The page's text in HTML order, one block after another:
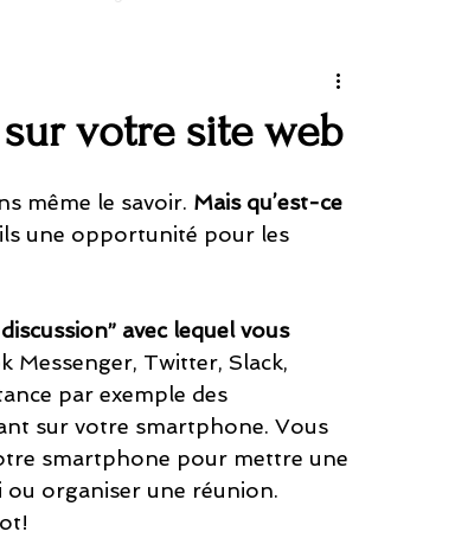
votre site web
même le savoir. Mais qu’est-ce
une opportunité pour les
avec lequel vous
Messenger, Twitter, Slack,
par exemple des
sur votre smartphone. Vous
smartphone pour mettre une
ou organiser une réunion.